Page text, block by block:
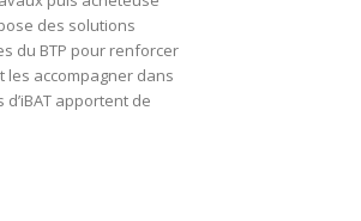
des solutions
du BTP pour renforcer
les accompagner dans
apportent de